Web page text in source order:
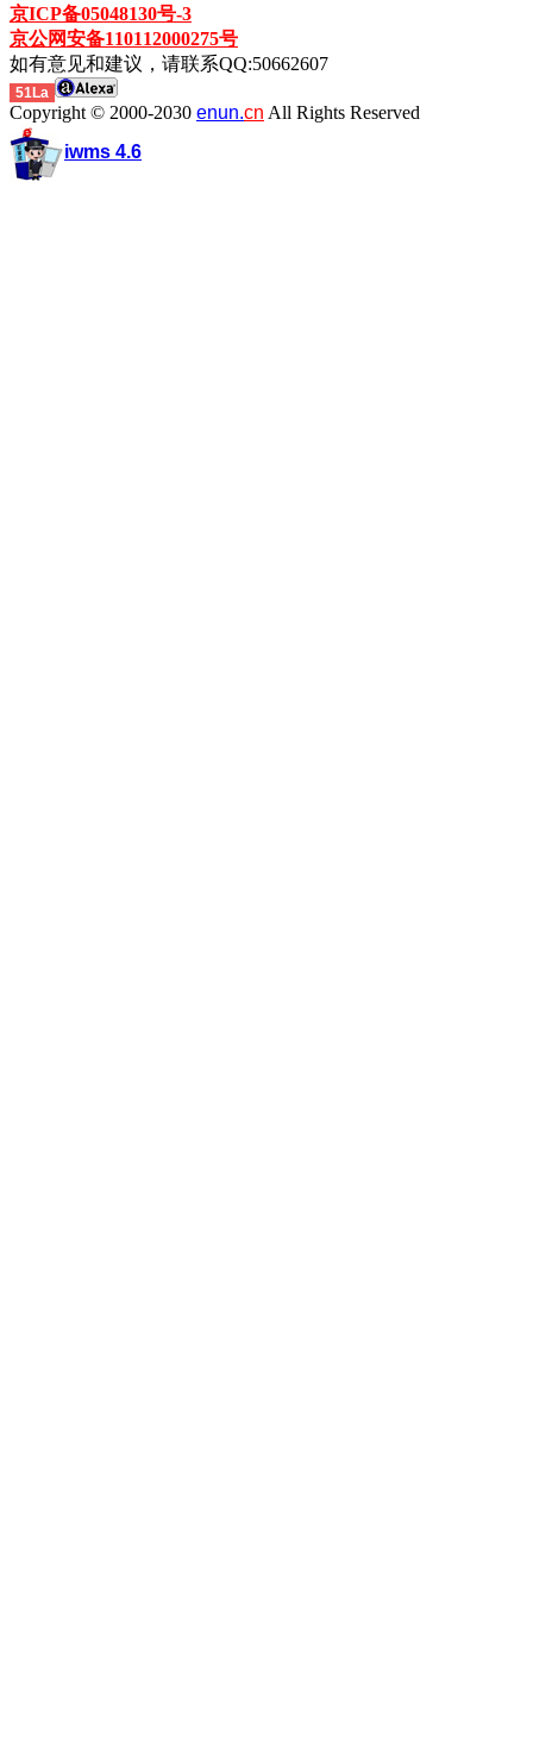
京ICP备05048130号-3
京公网安备110112000275号
如有意见和建议，请联系QQ:50662607
51La
Copyright © 2000-2030 enun.cn All Rights Reserved
iwms 4.6